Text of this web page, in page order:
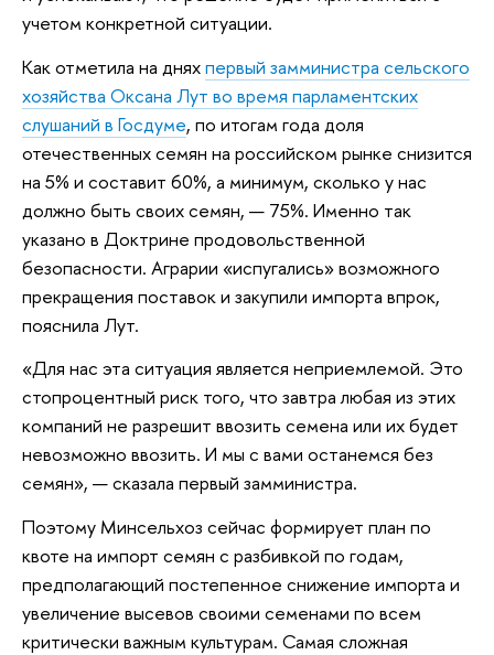
учетом конкретной ситуации.
Как отметила на дняхпервый замминистра сельского
хозяйства Оксана Лут во время парламентских
слушаний в Госдуме, по итогам года доля
отечественных семян на российском рынке снизится
на 5% и составит 60%, а минимум, сколько у нас
должно быть своих семян, — 75%. Именно так
указано в Доктрине продовольственной
безопасности. Аграрии «испугались» возможного
прекращения поставок и закупили импорта впрок,
пояснила Лут.
«Для нас эта ситуация является неприемлемой. Это
стопроцентный риск того, что завтра любая из этих
компаний не разрешит ввозить семена или их будет
невозможно ввозить. И мы с вами останемся без
семян», — сказала первый замминистра.
Поэтому Минсельхоз сейчас формирует план по
квоте на импорт семян с разбивкой по годам,
предполагающий постепенное снижение импорта и
увеличение высевов своими семенами по всем
критически важным культурам. Самая сложная